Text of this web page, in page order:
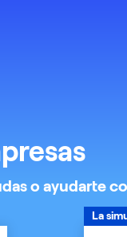
o ayudarte
La